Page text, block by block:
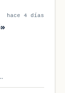
hace 4 días